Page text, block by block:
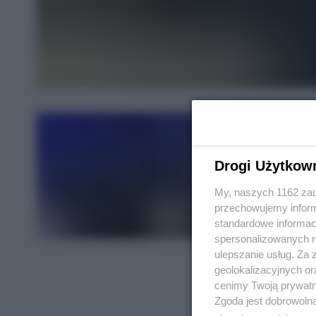
Drogi
My, naszych 1162
przechowujemy
standardowe
spersonalizowanych
ulepszanie usług.
geolokalizacyjnych
cenimy Twoją
Zgoda jest